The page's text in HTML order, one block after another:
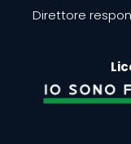
Direttore